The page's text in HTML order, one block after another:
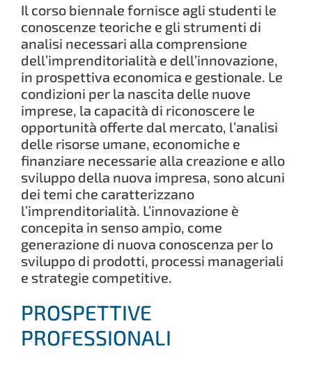
Il corso biennale fornisce agli studenti le
conoscenze teoriche e gli strumenti di
analisi necessari alla comprensione
dell’imprenditorialità e dell’innovazione,
in prospettiva economica e gestionale. Le
condizioni per la nascita delle nuove
imprese, la capacità di riconoscere le
opportunità offerte dal mercato, l’analisi
delle risorse umane, economiche e
finanziare necessarie alla creazione e allo
sviluppo della nuova impresa, sono alcuni
dei temi che caratterizzano
l’imprenditorialità. L’innovazione è
concepita in senso ampio, come
generazione di nuova conoscenza per lo
sviluppo di prodotti, processi manageriali
e strategie competitive.
PROSPETTIVE
PROFESSIONALI